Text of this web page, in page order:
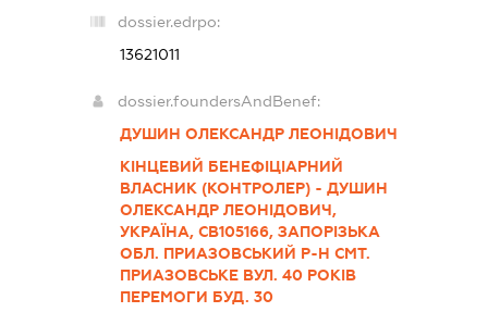
dossier.edrpo:
13621011
dossier.foundersAndBenef:
ДУШИН ОЛЕКСАНДР ЛЕОНІДОВИЧ
КІНЦЕВИЙ БЕНЕФІЦІАРНИЙ
ВЛАСНИК (КОНТРОЛЕР) - ДУШИН
ОЛЕКСАНДР ЛЕОНІДОВИЧ,
УКРАЇНА, СВ105166, ЗАПОРІЗЬКА
ОБЛ. ПРИАЗОВСЬКИЙ Р-Н СМТ.
ПРИАЗОВСЬКЕ ВУЛ. 40 РОКІВ
ПЕРЕМОГИ БУД. 30